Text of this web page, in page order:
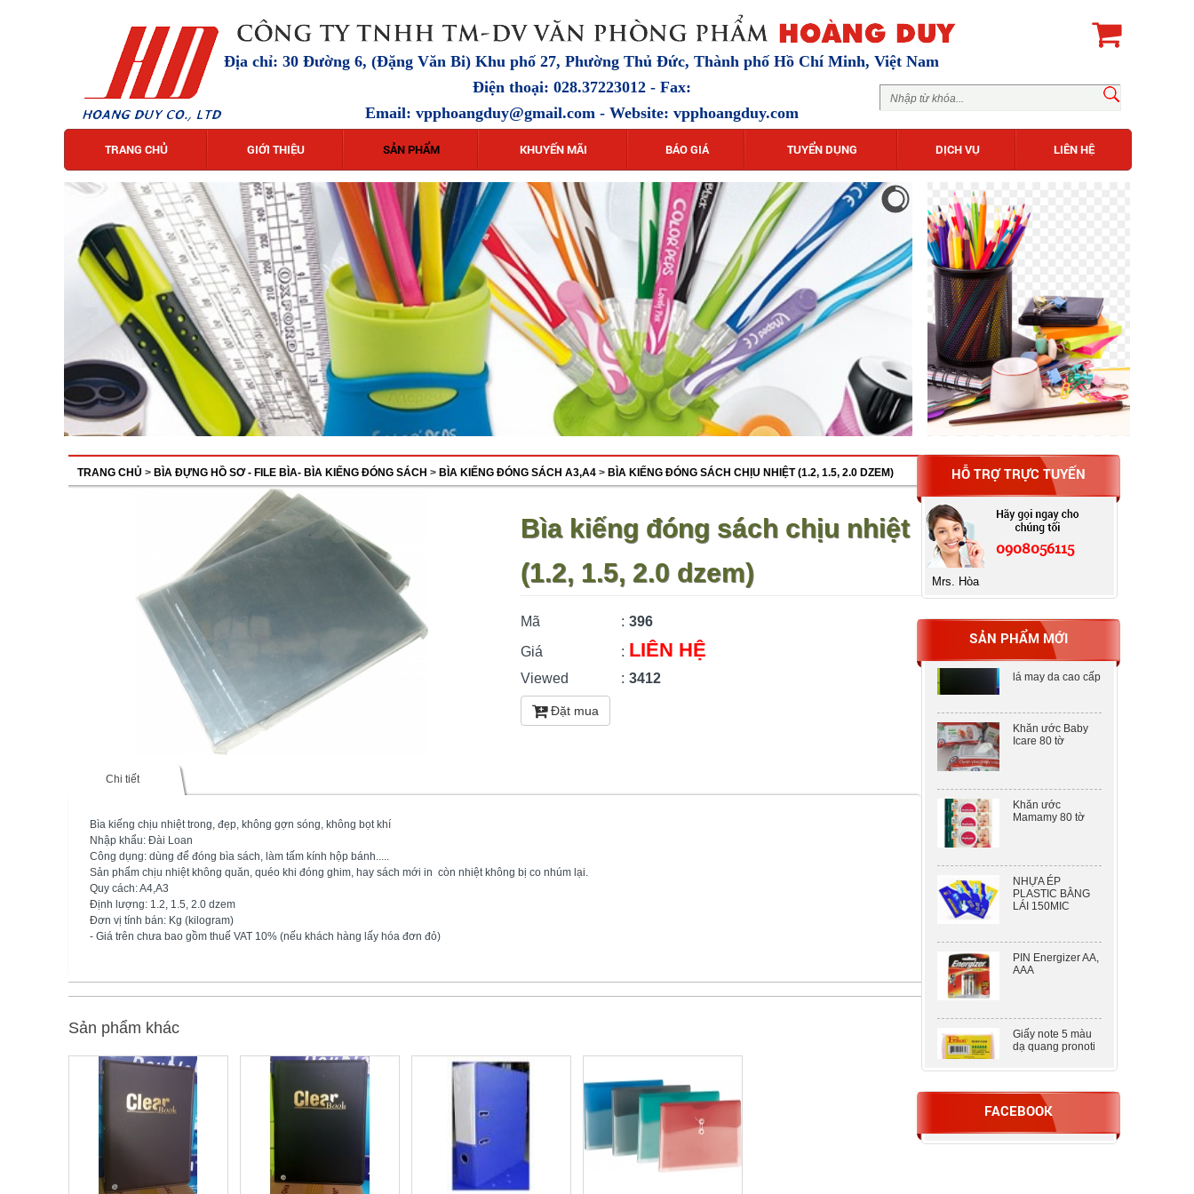
Địa chỉ: 30 Đường 6, (Đặng Văn Bi) Khu phố 27, Phường Thủ Đức, Thành phố Hồ Chí Minh, Việt Nam
Điện thoại: 028.37223012 - Fax:
Email: vpphoangduy@gmail.com- Website: vpphoangduy.com
TRANG CHỦ GIỚI THIỆU SẢN PHẨM KHUYẾN MÃI BÁO GIÁ TUYỂN DỤNG DỊCH VỤ LIÊN HỆ
HỖ TRỢ TRỰC TUYẾN
0908056115
Mrs. Hòa
SẢN PHẨM MỚI
Máy tính Casio fx-
580VN X
Bìa MENU
CLEAR BOOK 20
lá may da cao cấp
Khăn ước Baby
Icare 80 tờ
Khăn ước
Mamamy 80 tờ
NHỰA ÉP
PLASTIC BẰNG
LÁI 150MIC
PIN Energizer AA,
AAA
Giấy note 5 màu
dạ quang pronoti
DẬP 2 LỖ KW –
TRIO 938 ( 100
FACEBOOK
TRANG CHỦ > BÌA ĐỰNG HỒ SƠ - FILE BÌA- BÌA KIẾNG ĐÓNG SÁCH > BÌA KIẾNG ĐÓNG SÁCH A3,A4 > BÌA KIẾNG ĐÓNG SÁCH CHỊU NHIỆT (1.2, 1.5, 2.0 DZEM)
Bìa kiếng đóng sách chịu nhiệt
(1.2, 1.5, 2.0 dzem)
Mã : 396
Giá
: LIÊN HỆ
Viewed : 3412
Đặt mua
Chi tiết
Bìa kiếng chịu nhiệt trong, đẹp, không gợn sóng, không bọt khí
Nhập khẩu: Đài Loan
Công dụng: dùng để đóng bìa sách, làm tấm kính hộp bánh.....
Sản phẩm chịu nhiệt không quăn, quéo khi đóng ghim, hay sách mới in còn nhiệt không bị co nhúm lại.
Quy cách: A4,A3
Định lượng: 1.2, 1.5, 2.0 dzem
Đơn vị tính bán: Kg (kilogram)
- Giá trên chưa bao gồm thuế VAT 10% (nếu khách hàng lấy hóa đơn đỏ)
Sản phẩm khác